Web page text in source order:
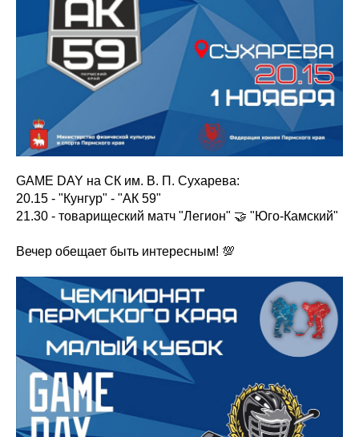
GAME DAY на СК им. В. П. Сухарева:
20.15 - "Кунгур" - "АК 59"
21.30 - товарищеский матч "Легион" 🤝 "Юго-Камский"
Вечер обещает быть интересным! 💯